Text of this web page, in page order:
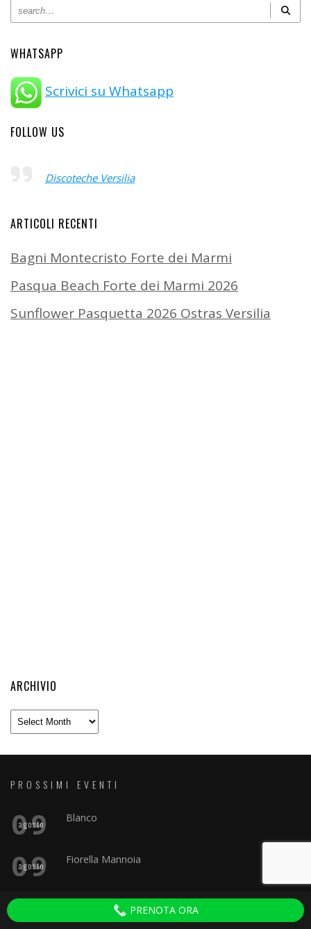
WHATSAPP
Scrivici su Whatsapp
FOLLOW US
Discoteche Versilia
ARTICOLI RECENTI
Bagni Montecristo Forte dei Marmi
Pasqua Beach Forte dei Marmi 2026
Sunflower Pasquetta 2026 Ostras Versilia
ARCHIVIO
Archivio
PROSSIMI EVENTI
09
agosto Blanco
09
agosto Fiorella Mannoia
09 Tussy El Ritmo Que Seduce
PRENOTA ORA